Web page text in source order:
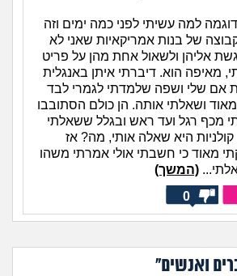
למה עשיתי לפני כמה ימים וזה
של בנות אמריקאיות שאני לא
אליהן ולשאול אחת מהן על פריט
מאיפה הוא. דיברתי איתן באנגלית
אם שלי ושפה שלמדתי לגמרי לבד
ושאלתי אותה. הן כולם הסתובבו
מכף רגל ועד ראש ובגלל ששאלתי
היא שאלה אותי, מה? אז
מאוד כי חשבתי אולי אמרתי משהו
(המשך)
0
ואנשים"